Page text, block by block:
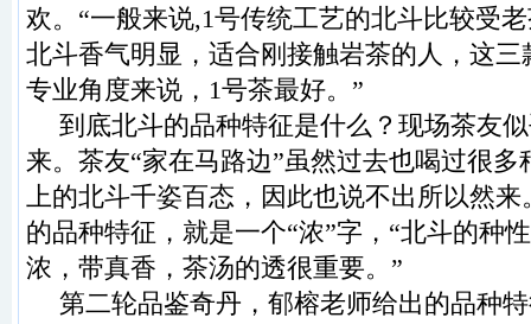
欢。“一般来说,1号传统工艺的北斗比较受
北斗香气明显，适合刚接触岩茶的人，这
专业角度来说，1号茶最好。”
到底北斗的品种特征是什么？现场茶友
来。茶友“家在马路边”虽然过去也喝过很
上的北斗千姿百态，因此也说不出所以然
的品种特征，就是一个“浓”字，“北斗的种
浓，带真香，茶汤的透很重要。”
第二轮品鉴奇丹，郁榕老师给出的品种